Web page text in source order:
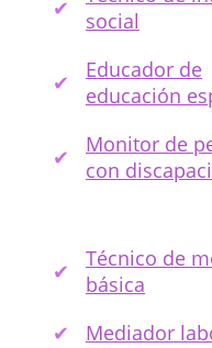
social
Educador de
educación
Monitor de
con
Técnico de
básica
Mediador